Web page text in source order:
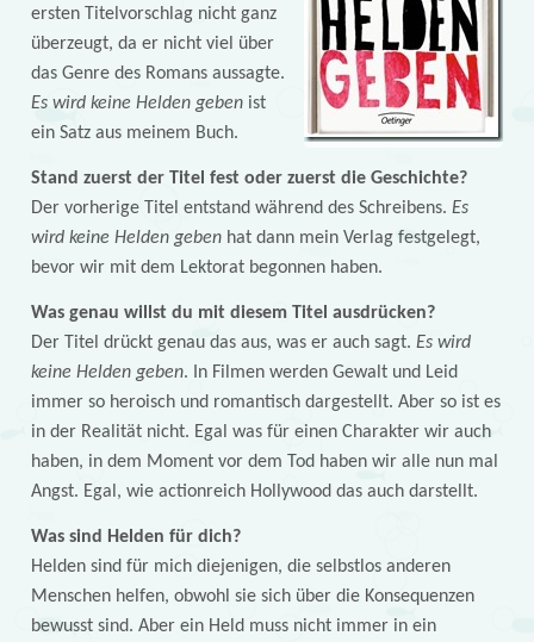
ersten Titelvorschlag nicht ganz
überzeugt, da er nicht viel über
das Genre des Romans aussagte.
Es wird keine Helden geben ist
ein Satz aus meinem Buch.
Stand zuerst der Titel fest oder zuerst die Geschichte?
Der vorherige Titel entstand während des Schreibens. Es
wird keine Helden geben hat dann mein Verlag festgelegt,
bevor wir mit dem Lektorat begonnen haben.
Was genau willst du mit diesem Titel ausdrücken?
Der Titel drückt genau das aus, was er auch sagt. Es wird
keine Helden geben. In Filmen werden Gewalt und Leid
immer so heroisch und romantisch dargestellt. Aber so ist es
in der Realität nicht. Egal was für einen Charakter wir auch
haben, in dem Moment vor dem Tod haben wir alle nun mal
Angst. Egal, wie actionreich Hollywood das auch darstellt.
Was sind Helden für dich?
Helden sind für mich diejenigen, die selbstlos anderen
Menschen helfen, obwohl sie sich über die Konsequenzen
bewusst sind. Aber ein Held muss nicht immer in ein